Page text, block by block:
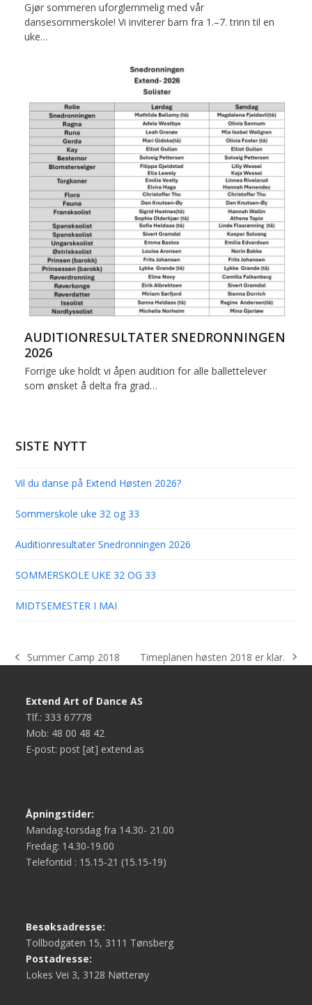
Gjør sommeren uforglemmelig med vår
dansesommerskole! Vi inviterer barn fra 1.–7. trinn til en
uke…
AUDITIONRESULTATER SNEDRONNINGEN
2026
Forrige uke holdt vi åpen audition for alle ballettelever
som ønsket å delta fra grad…
SISTE NYTT
Vil du danse på Extend Høsten 2026?
Sommerskole uke 32 og 33
Auditionresultater Snedronningen 2026
SOMMERSKOLE UKE 32 OG 33
MIDTSEMESTER I MAI
previous
Summer Camp 2018
next
Timeplanen høsten 2018 er klar.
Extend Art of Dance AS
Tlf.: 333 67778
Mob: 48 00 48 42
E-post: post [at] extend.as
Åpningstider:
Mandag-torsdag fra 14.30- 21.00
Fredag: 14.30-19.00
Telefontid : 15.15-21 (15.15-19)
Besøksadresse:
Tollbodgaten 15, 3111 Tønsberg
Postadresse:
Lokes Vei 3, 3128 Nøtterøy